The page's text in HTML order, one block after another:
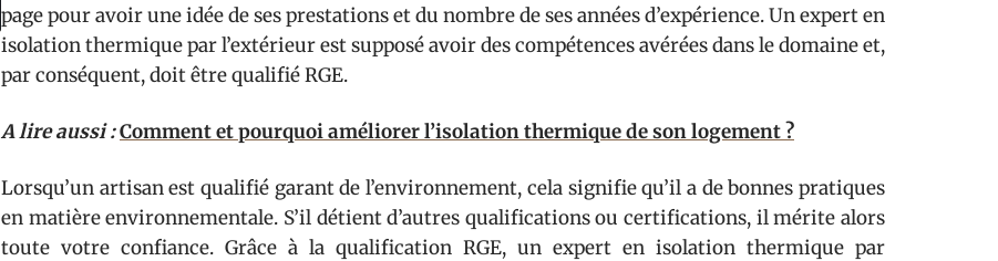
page pour avoir une idée de ses prestations et du nombre de ses années d’expérience. Un expert en
isolation thermique par l’extérieur est supposé avoir des compétences avérées dans le domaine et,
par conséquent, doit être qualifié RGE.
A lire aussi :Comment et pourquoi améliorer l’isolation thermique de son logement ?
Lorsqu’un artisan est qualifié garant de l’environnement, cela signifie qu’il a de bonnes pratiques
en matière environnementale. S’il détient d’autres qualifications ou certifications, il mérite alors
toute votre confiance. Grâce à la qualification RGE, un expert en isolation thermique par